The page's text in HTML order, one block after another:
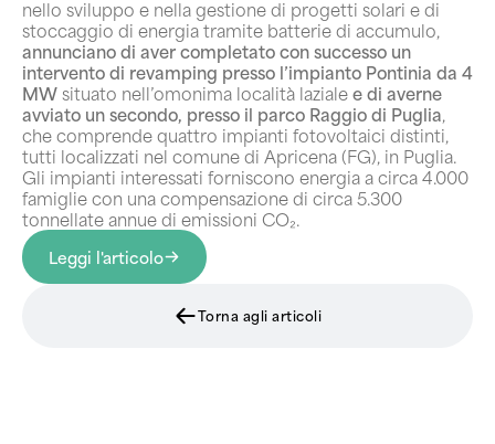
nello sviluppo e nella gestione di progetti solari e di
stoccaggio di energia tramite batterie di accumulo,
annunciano di aver completato con successo un
intervento di revamping presso l’impianto Pontinia da 4
MWsituato nell’omonima località lazialee di averne
avviato un secondo, presso il parco Raggio di Puglia,
che comprende quattro impianti fotovoltaici distinti,
tutti localizzati nel comune di Apricena (FG), in Puglia.
Gli impianti interessati forniscono energia a circa 4.000
famiglie con una compensazione di circa 5.300
tonnellate annue di emissioni CO₂.
Leggi l'articolo
Torna agli articoli